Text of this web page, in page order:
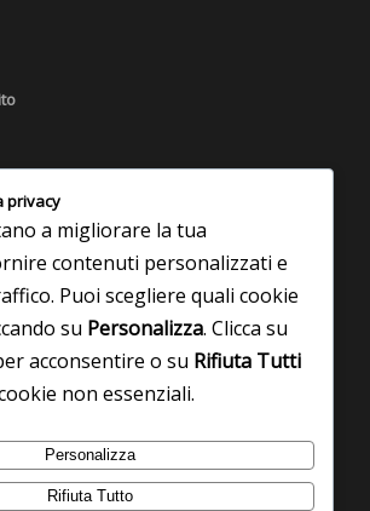
privacy
a migliorare la tua
contenuti personalizzati e
Puoi scegliere quali cookie
su Personalizza. Clicca su
acconsentire o su Rifiuta Tutti
non essenziali.
Personalizza
Rifiuta Tutto